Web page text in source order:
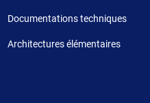
Documentations techniques
Architectures élémentaires